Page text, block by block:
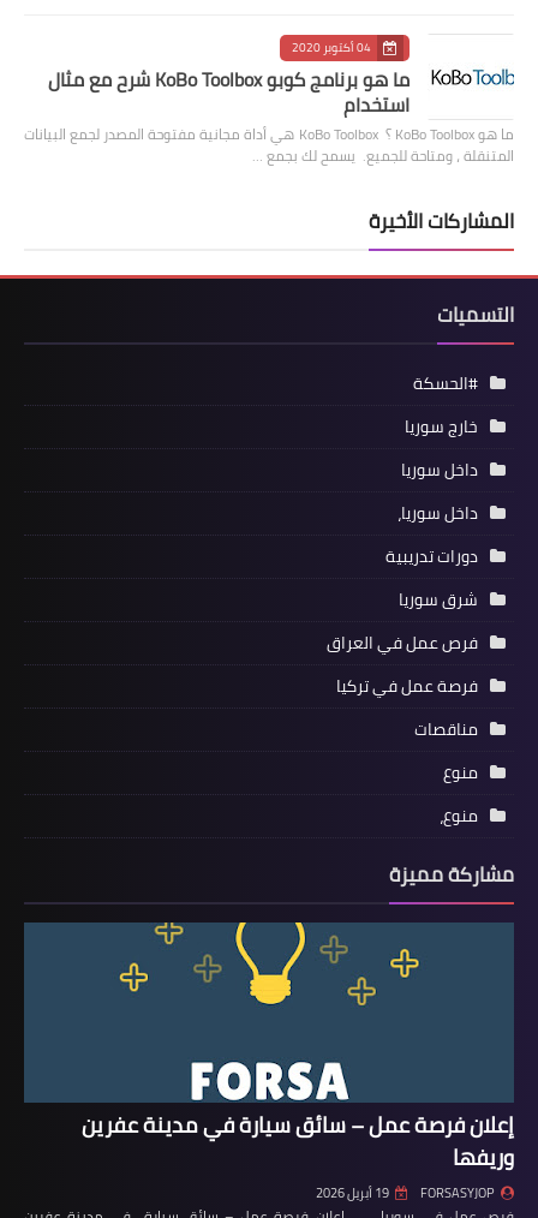
04 أكتوبر 2020
ما هو برنامج كوبو KoBo Toolbox شرح مع مثال
استخدام
ما هو KoBo Toolbox ؟ KoBo Toolbox هي أداة مجانية مفتوحة المصدر لجمع البيانات
المتنقلة ، ومتاحة للجميع. يسمح لك بجمع …
المشاركات الأخيرة
التسميات
#الحسكة
خارج سوريا
داخل سوريا
داخل سوريا،
دورات تدريبية
شرق سوريا
فرص عمل في العراق
فرصة عمل في تركيا
مناقصات
منوع
منوع،
مشاركة مميزة
إعلان فرصة عمل – سائق سيارة في مدينة عفرين
وريفها
FORSASYJOP 19 أبريل 2026